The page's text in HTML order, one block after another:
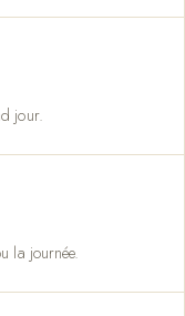
jour.
la journée.